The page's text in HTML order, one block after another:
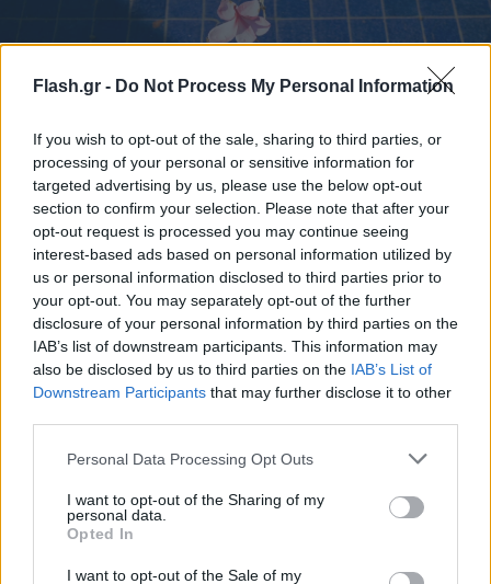
Flash.gr - Do Not Process My Personal Information
If you wish to opt-out of the sale, sharing to third parties, or
processing of your personal or sensitive information for
targeted advertising by us, please use the below opt-out
section to confirm your selection. Please note that after your
opt-out request is processed you may continue seeing
interest-based ads based on personal information utilized by
us or personal information disclosed to third parties prior to
your opt-out. You may separately opt-out of the further
disclosure of your personal information by third parties on the
IAB’s list of downstream participants. This information may
also be disclosed by us to third parties on the IAB’s List of
Downstream Participants that may further disclose it to other
Please note that this website/app uses one or more Google
not limited to your visit or usage behaviour. You may click to
grant or deny consent to Google and its third-party tags to
use your data for below specified purposes in below Google
consent section.
Personal Data Processing Opt Outs
I want to opt-out of the Sharing of my
personal data.
Opted In
I want to opt-out of the Sale of my
Πάρος: Τα μοιραία λεπτά πριν τον πνιγμό
του 4χρονου σε πισίνα - «Κλειδί» η
ύπαρξη ναυαγοσώστη
Πάρος: Βαρύ πένθος για τον πνιγμό του 4χρονου σε
πισίνα - Κλειστό στη μνήμη του παιδιού το beach bar
Πάρος: Το χρονικό της τραγωδίας και τα τρία σημεία
που θα ρίξουν φως - Η αυτοθυσία του μπάρμαν